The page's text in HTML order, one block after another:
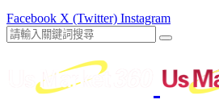
Facebook X (Twitter) Instagram